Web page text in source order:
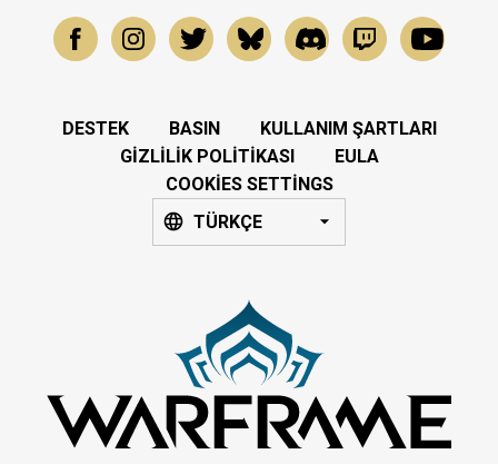
DESTEK BASIN
KULLANIM ŞARTLARI
GIZLILIK POLITIKASI
EULA
COOKIES SETTINGS
TÜRKÇE